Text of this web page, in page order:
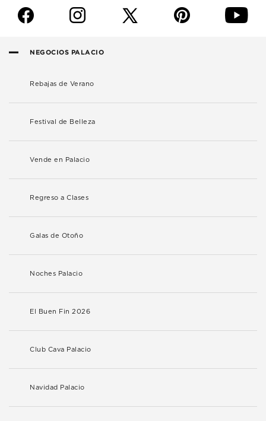
f i p y
NEGOCIOS PALACIO
Rebajas de Verano
Festival de Belleza
Vende en Palacio
Regreso a Clases
Galas de Otoño
Noches Palacio
El Buen Fin 2026
Club Cava Palacio
Navidad Palacio